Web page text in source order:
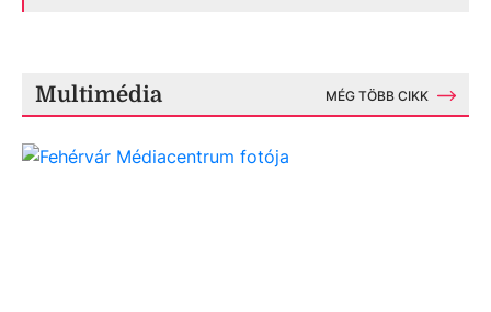
Multimédia MÉG TÖBB CIKK